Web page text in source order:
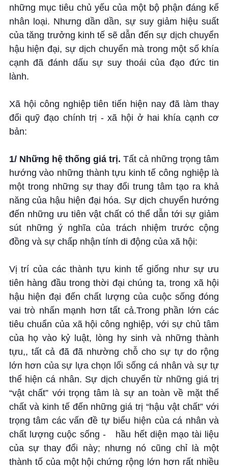
những mục tiêu chủ yếu của một bộ phận đáng kể
nhân loại. Nhưng dần dần, sự suy giảm hiệu suất
của tăng trưởng kinh tế sẽ dẫn đến sự dịch chuyển
hậu hiện đại, sự dịch chuyển mà trong một số khía
cạnh đã đánh dấu sự suy thoái của đạo đức tin
lành.
Xã hội công nghiệp tiên tiến hiện nay đã làm thay
đổi quỹ đạo chính trị - xã hội ở hai khía cạnh cơ
bản:
1/ Những hệ thống giá trị.Tất cả những trọng tâm
hướng vào những thành tựu kinh tế công nghiệp là
một trong những sự thay đổi trung tâm tạo ra khả
năng của hậu hiện đại hóa. Sự dịch chuyển hướng
đến những ưu tiên vật chất có thể dẫn tới sự giảm
sút những ý nghĩa của trách nhiệm trước cộng
đồng và sự chấp nhận tính di động của xã hội:
Vị trí của các thành tựu kinh tế giống như sự ưu
tiên hàng đầu trong thời đại chúng ta, trong xã hội
hậu hiện đại đến chất lượng của cuộc sống đóng
vai trò nhấn mạnh hơn tất cả.Trong phần lớn các
tiêu chuẩn của xã hội công nghiệp, với sự chủ tâm
của họ vào kỷ luật, lòng hy sinh và những thành
tựu,, tất cả đã đã nhường chỗ cho sự tự do rộng
lớn hơn của sự lựa chọn lối sống cá nhân và sự tự
thể hiện cá nhân. Sự dịch chuyển từ những giá trị
“vật chất” với trọng tâm là sự an toàn về mặt thể
chất và kinh tế đến những giá trị “hậu vật chất” với
trọng tâm các vấn đề tự biểu hiện của cá nhân và
chất lượng cuộc sống -
hầu hết diện mạo tài liệu
của sự thay đổi này; nhưng nó cũng chỉ là một
thành tố của một hội chứng rộng lớn hơn rất nhiều